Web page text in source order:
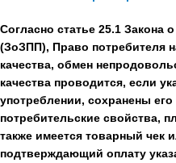
Согласно статье 25.1 Закона
(ЗоЗПП), Право потребителя
качества, обмен
качества проводится, если
употреблении, сохранены
потребительские свойства,
также имеется товарный чек
подтверждающий оплату